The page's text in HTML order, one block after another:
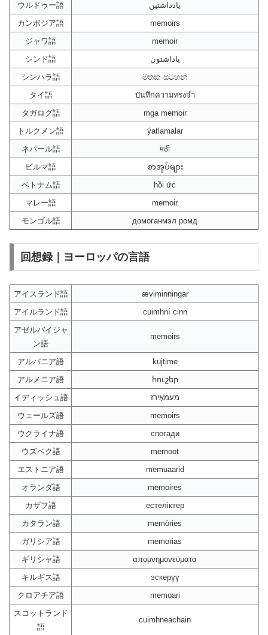
ウルドゥー語
یادداشتیں
カンボジア語
memoirs
ジャワ語
memoir
シンド語
ياداشتون
シンハラ語
මතක සටහන්
タイ語
บันทึกความทรงจำ
タガログ語
mga memoir
トルクメン語
ýatlamalar
ネパール語
मठी
ビルマ語
စာအုပ်များ
ベトナム語
hồi ức
マレー語
memoir
モンゴル語
домоганмэл ромд
回想録｜ヨーロッパの言語
アイスランド語
æviminningar
アイルランド語
cuimhní cinn
アゼルバイジャ
ン語
memoirs
アルバニア語
kujtime
アルメニア語
հուշեր
イディッシュ語
מעמאָירז
ウェールズ語
memoirs
ウクライナ語
спогади
ウズベク語
memoot
エストニア語
memuaarid
オランダ語
memoires
カザフ語
естеліктер
カタラン語
memòries
ガリシア語
memorias
ギリシャ語
απομνημονεύματα
キルギス語
эскерүү
クロアチア語
memoari
スコットランド
語
cuimhneachain